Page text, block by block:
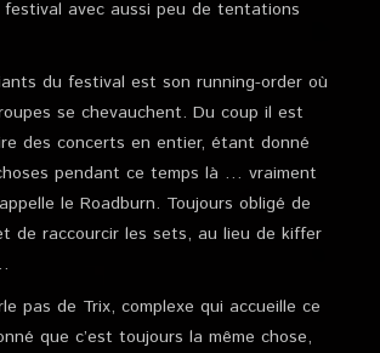
avec aussi peu de tentations
du festival est son running-order où
se chevauchent. Du coup il est
des concerts en entier, étant donné
pendant ce temps là … vraiment
le Roadburn. Toujours obligé de
de raccourcir les sets, au lieu de kiffer
pas de Trix, complexe qui accueille ce
que c’est toujours la même chose,